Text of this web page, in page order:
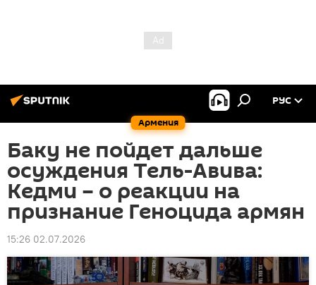
Армения
РУС
Баку не пойдет дальше
осуждения Тель-Авива:
Кедми – о реакции на
признание Геноцида армян
15:26 02.07.2026